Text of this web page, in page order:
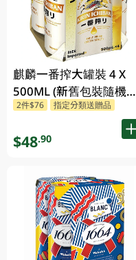
麒麟一番搾大罐裝 4 X
500ML (新舊包裝隨機發
貨)
2件$76 指定分類送贈品
$48.90